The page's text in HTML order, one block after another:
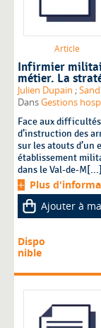
Article
Infirmier
métier. La
Julien Dupain ;
DansGestions
Face aux
d’instruction des
sur les atouts d’un
établissement
dans le Val-de-M[...]
Plus
Ajouter à
Dispo
nible